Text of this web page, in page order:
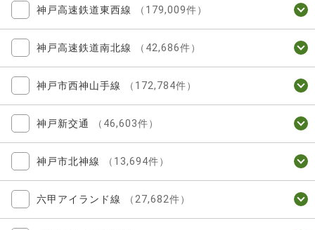
神戸高速鉄道東西線 （179,009件）
神戸高速鉄道南北線 （42,686件）
神戸市西神山手線 （172,784件）
神戸新交通 （46,603件）
神戸市北神線 （13,694件）
六甲アイランド線 （27,682件）